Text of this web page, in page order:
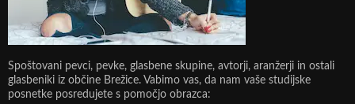
Spoštovani pevci, pevke, glasbene skupine, avtorji, aranžerji in ostali
glasbeniki iz občine Brežice. Vabimo vas, da nam vaše studijske
posnetke posredujete s pomočjo obrazca: